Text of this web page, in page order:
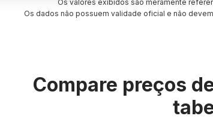
Os valores exibidos são meramente
Os dados não possuem validade oficial e não
Compare preços